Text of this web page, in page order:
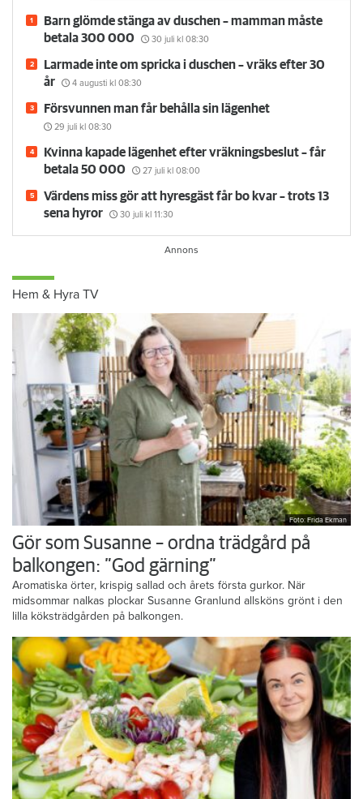
Barn glömde stänga av duschen – mamman måste
betala 300 000
30 juli kl 08:30
Larmade inte om spricka i duschen – vräks efter 30
år
4 augusti kl 08:30
Försvunnen man får behålla sin lägenhet
29 juli kl 08:30
Kvinna kapade lägenhet efter vräkningsbeslut – får
betala 50 000
27 juli kl 08:00
Värdens miss gör att hyresgäst får bo kvar – trots 13
sena hyror
30 juli kl 11:30
Hem & Hyra TV
Foto: Frida Ekman
Gör som Susanne – ordna trädgård på
balkongen: ”God gärning”
Aromatiska örter, krispig sallad och årets första gurkor. När
midsommar nalkas plockar Susanne Granlund allsköns grönt i den
lilla köksträdgården på balkongen.